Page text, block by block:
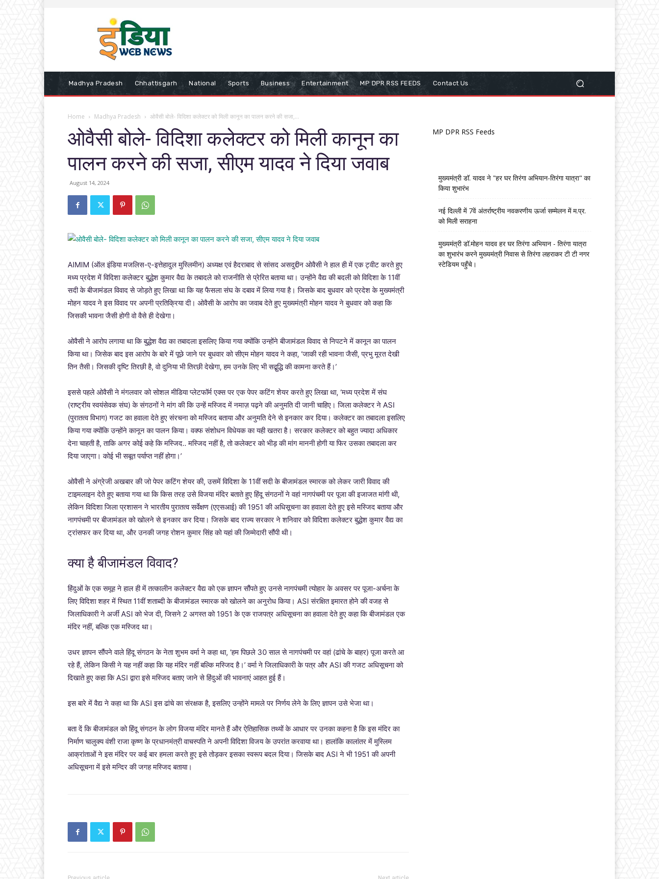
Madhya Pradesh Chhattisgarh National Sports Business Entertainment MP DPR RSS FEEDS Contact Us
Home Madhya Pradesh ओवैसी बोले- विदिशा कलेक्टर को मिली कानून का पालन करने की सजा,...
ओवैसी बोले- विदिशा कलेक्टर को मिली कानून का
पालन करने की सजा, सीएम यादव ने दिया जवाब
August 14, 2024
AIMIM (ऑल इंडिया मजलिस-ए-इत्तेहादुल मुस्लिमीन) अध्यक्ष एवं हैदराबाद से सांसद असदुद्दीन ओवैसी ने हाल ही में एक ट्वीट करते हुए
मध्य प्रदेश में विदिशा कलेक्टर बुद्धेश कुमार वैद्य के तबादले को राजनीति से प्रेरित बताया था। उन्होंने वैद्य की बदली को विदिशा के 11वीं
सदी के बीजामंडल विवाद से जोड़ते हुए लिखा था कि यह फैसला संघ के दबाव में लिया गया है। जिसके बाद बुधवार को प्रदेश के मुख्यमंत्री
मोहन यादव ने इस विवाद पर अपनी प्रतिक्रिया दी। ओवैसी के आरोप का जवाब देते हुए मुख्यमंत्री मोहन यादव ने बुधवार को कहा कि
जिसकी भावना जैसी होगी वो वैसे ही देखेगा।
ओवैसी ने आरोप लगाया था कि बुद्धेश वैद्य का तबादला इसलिए किया गया क्योंकि उन्होंने बीजामंडल विवाद से निपटने में कानून का पालन
किया था। जिसेक बाद इस आरोप के बारे में पूछे जाने पर बुधवार को सीएम मोहन यादव ने कहा, ‘जाकी रही भावना जैसी, प्रभु मूरत देखी
तिन तैसी। जिसकी दृष्टि तिरछी है, वो दुनिया भी तिरछी देखेगा, हम उनके लिए भी सद्बुद्धि की कामना करते हैं।’
इससे पहले ओवैसी ने मंगलवार को सोशल मीडिया प्लेटफॉर्म एक्स पर एक पेपर कटिंग शेयर करते हुए लिखा था, ‘मध्य प्रदेश में संघ
(राष्ट्रीय स्वयंसेवक संघ) के संगठनों ने मांग की कि उन्हें मस्जिद में नमाज़ पढ़ने की अनुमति दी जानी चाहिए। जिला कलेक्टर ने ASI
(पुरातत्व विभाग) गजट का हवाला देते हुए संरचना को मस्जिद बताया और अनुमति देने से इनकार कर दिया। कलेक्टर का तबादला इसलिए
किया गया क्योंकि उन्होंने कानून का पालन किया। वक्फ संशोधन विधेयक का यही खतरा है। सरकार कलेक्टर को बहुत ज्यादा अधिकार
देना चाहती है, ताकि अगर कोई कहे कि मस्जिद.. मस्जिद नहीं है, तो कलेक्टर को भीड़ की मांग माननी होगी या फिर उसका तबादला कर
दिया जाएगा। कोई भी सबूत पर्याप्त नहीं होगा।’
ओवैसी ने अंग्रेजी अखबार की जो पेपर कटिंग शेयर की, उसमें विदिशा के 11वीं सदी के बीजामंडल स्मारक को लेकर जारी विवाद की
टाइमलाइन देते हुए बताया गया था कि किस तरह उसे विजया मंदिर बताते हुए हिंदू संगठनों ने वहां नागपंचमी पर पूजा की इजाजत मांगी थी,
लेकिन विदिशा जिला प्रशासन ने भारतीय पुरातत्व सर्वेक्षण (एएसआई) की 1951 की अधिसूचना का हवाला देते हुए इसे मस्जिद बताया और
नागपंचमी पर बीजामंडल को खोलने से इनकार कर दिया। जिसके बाद राज्य सरकार ने शनिवार को विदिशा कलेक्टर बुद्धेश कुमार वैद्य का
ट्रांसफर कर दिया था, और उनकी जगह रोशन कुमार सिंह को यहां की जिम्मेदारी सौंपी थी।
क्या है बीजामंडल विवाद?
हिंदुओं के एक समूह ने हाल ही में तत्कालीन कलेक्टर वैद्य को एक ज्ञापन सौंपते हुए उनसे नागपंचमी त्योहार के अवसर पर पूजा-अर्चना के
लिए विदिशा शहर में स्थित 11वीं शताब्दी के बीजामंडल स्मारक को खोलने का अनुरोध किया। ASI संरक्षित इमारत होने की वजह से
जिलाधिकारी ने अर्जी ASI को भेज दी, जिसने 2 अगस्त को 1951 के एक राजपत्र अधिसूचना का हवाला देते हुए कहा कि बीजामंडल एक
मंदिर नहीं, बल्कि एक मस्जिद था।
उधर ज्ञापन सौंपने वाले हिंदू संगठन के नेता शुभम वर्मा ने कहा था, ‘हम पिछले 30 साल से नागपंचमी पर वहां (ढांचे के बाहर) पूजा करते आ
रहे हैं, लेकिन किसी ने यह नहीं कहा कि यह मंदिर नहीं बल्कि मस्जिद है।’ वर्मा ने जिलाधिकारी के पत्र और ASI की गजट अधिसूचना को
दिखाते हुए कहा कि ASI द्वारा इसे मस्जिद बताए जाने से हिंदुओं की भावनाएं आहत हुई हैं।
इस बारे में वैद्य ने कहा था कि ASI इस ढांचे का संरक्षक है, इसलिए उन्होंने मामले पर निर्णय लेने के लिए ज्ञापन उसे भेजा था।
बता दें कि बीजामंडल को हिंदू संगठन के लोग विजया मंदिर मानते हैं और ऐतिहासिक तथ्यों के आधार पर उनका कहना है कि इस मंदिर का
निर्माण चालुक्य वंशी राजा कृष्ण के प्रधानमंत्री वाचस्पति ने अपनी विदिशा विजय के उपरांत करवाया था। हालांकि कालांतर में मुस्लिम
आक्रांताओं ने इस मंदिर पर कई बार हमला करते हुए इसे तोड़कर इसका स्वरूप बदल दिया। जिसके बाद ASI ने भी 1951 की अपनी
अधिसूचना में इसे मन्दिर की जगह मस्जिद बताया।
MP DPR RSS Feeds
मुख्यमंत्री डॉ. यादव ने "हर घर तिरंगा अभियान-तिरंगा यात्रा" का
किया शुभारंभ
नई दिल्ली में 7वें अंतर्राष्ट्रीय नवकरणीय ऊर्जा सम्मेलन में म.प्र.
को मिली सराहना
मुख्यमंत्री डॉ.मोहन यादव हर घर तिरंगा अभियान - तिरंगा यात्रा
का शुभारंभ करने मुख्यमंत्री निवास से तिरंगा लहराकर टी टी नगर
स्टेडियम पहुँचे।